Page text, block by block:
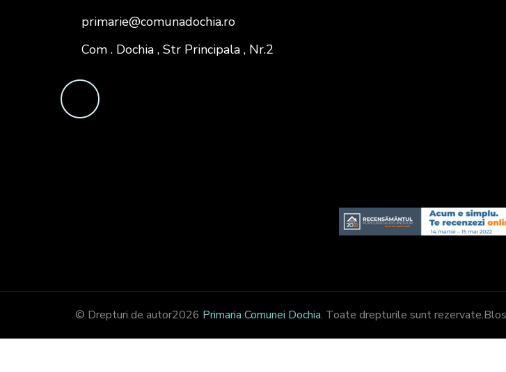
primarie@comunadochia.ro
Com . Dochia , Str Principala , Nr.2
© Drepturi de autor2026 Primaria Comunei Dochia. Toate drepturile sunt rezervate.